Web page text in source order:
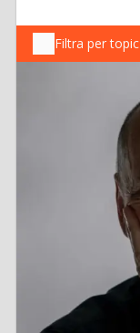
Filtra per topic